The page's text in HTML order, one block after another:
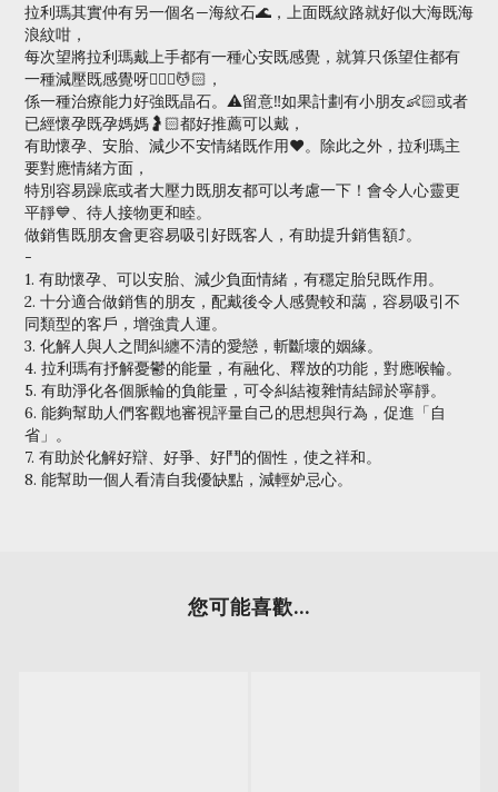
拉利瑪其實仲有另一個名—海紋石🌊，上面既紋路就好似大海既海
浪紋咁，
每次望將拉利瑪戴上手都有一種心安既感覺，就算只係望住都有
一種減壓既感覺呀💆🏻‍♀️💆🏻，
係一種治療能力好強既晶石。⚠️留意‼️如果計劃有小朋友👶🏻或者
已經懷孕既孕媽媽🤰🏻都好推薦可以戴，
有助懷孕、安胎、減少不安情緒既作用♥️。除此之外，拉利瑪主
要對應情緒方面，
特別容易躁底或者大壓力既朋友都可以考慮一下！會令人心靈更
平靜💙、待人接物更和睦。
做銷售既朋友會更容易吸引好既客人，有助提升銷售額⤴️。
-
1. 有助懷孕、可以安胎、減少負面情緒，有穩定胎兒既作用。
2. 十分適合做銷售的朋友，配戴後令人感覺較和藹，容易吸引不
同類型的客戶，增強貴人運。
3. 化解人與人之間糾纏不清的愛戀，斬斷壞的姻緣。
4. 拉利瑪有抒解憂鬱的能量，有融化、釋放的功能，對應喉輪。
5. 有助淨化各個脈輪的負能量，可令糾結複雜情結歸於寧靜。
6. 能夠幫助人們客觀地審視評量自己的思想與行為，促進「自
省」。
7. 有助於化解好辯、好爭、好鬥的個性，使之祥和。
8. 能幫助一個人看清自我優缺點，減輕妒忌心。
您可能喜歡...